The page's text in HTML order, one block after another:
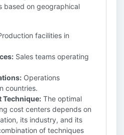
based on geographical
facilities in
Sales teams operating
Operations
countries.
Technique: The optimal
cost centers depends on
its industry, and its
of techniques